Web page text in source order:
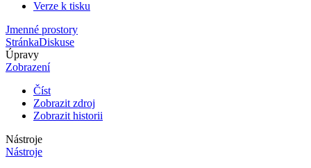
Verze k tisku
Jmenné prostory
StránkaDiskuse
Úpravy
Zobrazení
Číst
Zobrazit zdroj
Zobrazit historii
Nástroje
Nástroje